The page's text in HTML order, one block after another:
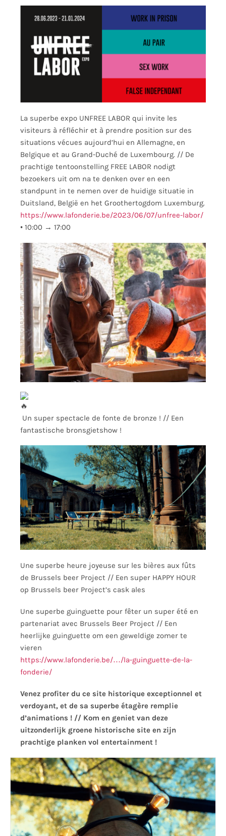
La superbe expo UNFREE LABOR qui invite les
visiteurs à réfléchir et à prendre position sur des
situations vécues aujourd’hui en Allemagne, en
Belgique et au Grand-Duché de Luxembourg. // De
prachtige tentoonstelling FREE LABOR nodigt
bezoekers uit om na te denken over en een
standpunt in te nemen over de huidige situatie in
Duitsland, België en het Groothertogdom Luxemburg.
https://www.lafonderie.be/2023/06/07/unfree-labor/
• 10:00 → 17:00
Un super spectacle de fonte de bronze ! // Een
fantastische bronsgietshow !
Une superbe heure joyeuse sur les bières aux fûts
de Brussels beer Project // Een super HAPPY HOUR
op Brussels beer Project’s cask ales
Une superbe guinguette pour fêter un super été en
partenariat avec Brussels Beer Project // Een
heerlijke guinguette om een geweldige zomer te
vieren
https://www.lafonderie.be/…/la-guinguette-de-la-
fonderie/
Venez profiter du ce site historique exceptionnel et
verdoyant, et de sa superbe étagère remplie
d’animations ! // Kom en geniet van deze
uitzonderlijk groene historische site en zijn
prachtige planken vol entertainment !